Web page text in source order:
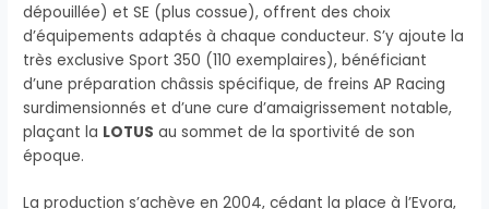
dépouillée) et SE (plus cossue), offrent des choix
d’équipements adaptés à chaque conducteur. S’y ajoute la
très exclusive Sport 350 (110 exemplaires), bénéficiant
d’une préparation châssis spécifique, de freins AP Racing
surdimensionnés et d’une cure d’amaigrissement notable,
plaçant la LOTUS au sommet de la sportivité de son
époque.
La production s’achève en 2004, cédant la place à l’Evora,